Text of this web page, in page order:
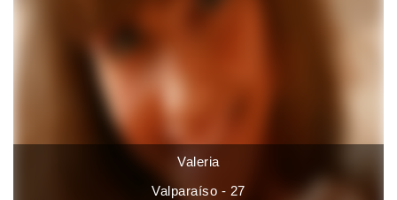
Valeria
Valparaíso - 27